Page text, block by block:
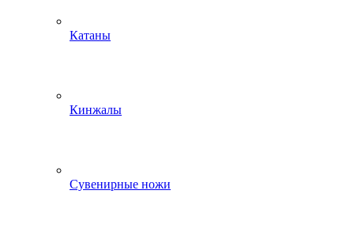
Катаны
Кинжалы
Сувенирные ножи